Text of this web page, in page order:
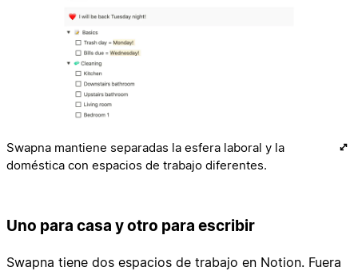
Swapna mantiene separadas la esfera laboral y la
doméstica con espacios de trabajo diferentes.
Uno para casa y otro para escribir
Swapna tiene dos espacios de trabajo en Notion. Fuera